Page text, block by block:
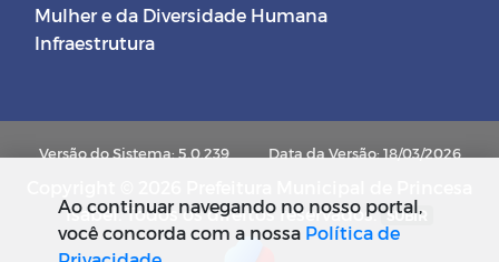
Mulher e da Diversidade Humana
Infraestrutura
Versão do Sistema: 5.0.239 Data da Versão: 18/03/2026
Isabel. Todos os direitos reservados. SUBIR
Ao continuar navegando no nosso portal,
você concorda com a nossa Política de